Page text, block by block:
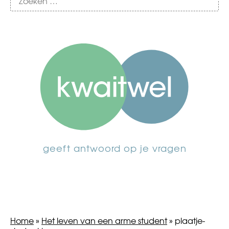
geeft antwoord op je vragen
Home» Het leven van een arme student» plaatje-